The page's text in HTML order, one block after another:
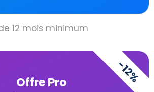
12 mois minimum
Offre Pro -12%